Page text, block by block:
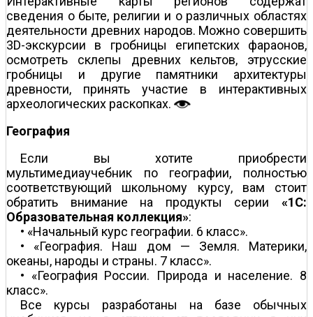
сведения о быте, религии и о различных областях
деятельности древних народов. Можно совершить
3D-экскурсии в гробницы египетских фараонов,
осмотреть склепы древних кельтов, этрусские
гробницы и другие памятники архитектуры
древности, принять участие в интерактивных
археологических раскопках.
География
Если вы хотите приобрести
мультимедиаучебник по географии, полностью
соответствующий школьному курсу, вам стоит
обратить внимание на продукты серии «1С:
Образовательная коллекция»:
• «Начальный курс географии. 6 класс».
• «География. Наш дом — Земля. Материки,
океаны, народы и страны. 7 класс».
• «География России. Природа и население. 8
класс».
Все курсы разработаны на базе обычных